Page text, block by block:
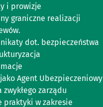
i prowizje
graniczne realizacji
dot. bezpieczeństwa
Agent Ubezpieczeniowy
zwykłego zarządu
praktyki w zakresie